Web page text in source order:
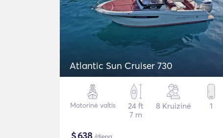
Atlantic Sun Cruiser 730
Motorinė valtis
24 ft
7 m
8 Kruizinė 1